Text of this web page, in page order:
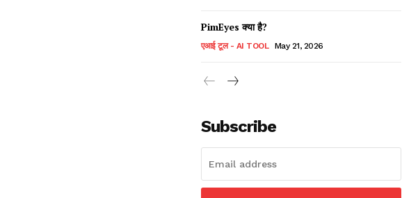
PimEyes क्या है?
एआई टूल - AI TOOL May 21, 2026
Subscribe